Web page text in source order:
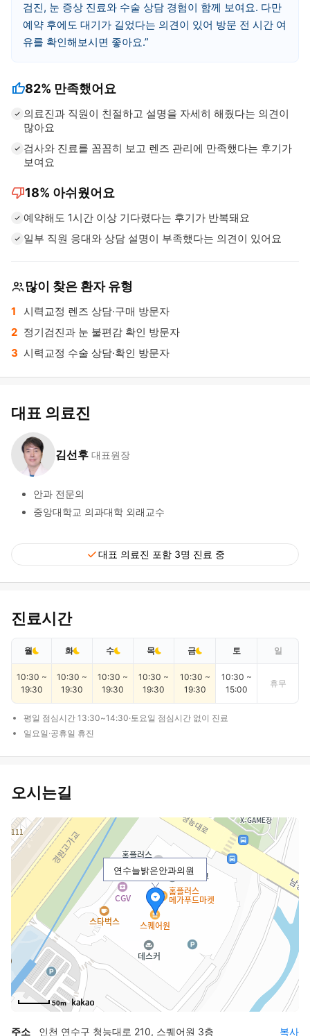
검진, 눈 증상 진료와 수술 상담 경험이 함께 보여요. 다만
예약 후에도 대기가 길었다는 의견이 있어 방문 전 시간 여
유를 확인해보시면 좋아요.
thumb_up82% 만족했어요
의료진과 직원이 친절하고 설명을 자세히 해줬다는 의견이
많아요
검사와 진료를 꼼꼼히 보고 렌즈 관리에 만족했다는 후기가
보여요
thumb_down18% 아쉬웠어요
예약해도 1시간 이상 기다렸다는 후기가 반복돼요
일부 직원 응대와 상담 설명이 부족했다는 의견이 있어요
많이 찾은 환자 유형
시력교정 렌즈 상담·구매 방문자
정기검진과 눈 불편감 확인 방문자
시력교정 수술 상담·확인 방문자
대표 의료진
김선후 대표원장
안과 전문의
중앙대학교 의과대학 외래교수
check대표 의료진 포함 3명 진료 중
진료시간
월 화 수 목 금 토 일
10:30 ~
19:30
10:30 ~
19:30
10:30 ~
19:30
10:30 ~
19:30
10:30 ~
19:30
10:30 ~
15:00
휴무
평일 점심시간 13:30~14:30·토요일 점심시간 없이 진료
일요일·공휴일 휴진
오시는길
연수늘밝은안과의원
50m
주소 인천 연수구 청능대로 210, 스퀘어원 3층 복사